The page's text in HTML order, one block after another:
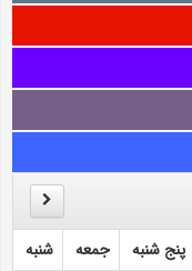
پنج شنبه جمعه
شنبه